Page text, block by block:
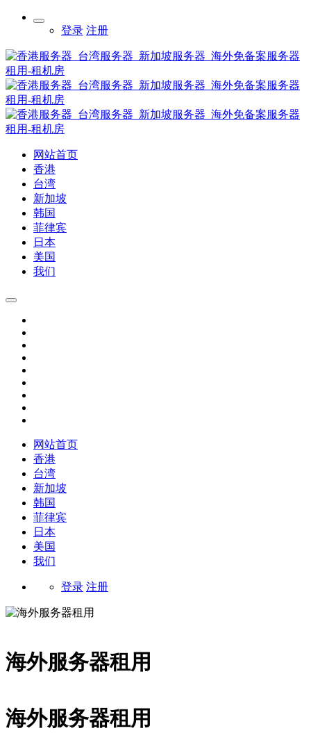
登录 注册
网站首页
香港
台湾
新加坡
韩国
菲律宾
日本
美国
我们
网站首页
香港
台湾
新加坡
韩国
菲律宾
日本
美国
我们
登录 注册
海外服务器租用
海外服务器租用